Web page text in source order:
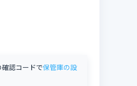
認コードで保管庫の設